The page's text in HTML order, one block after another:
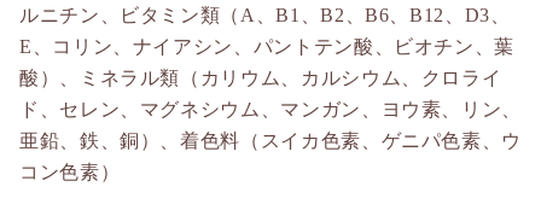
ルニチン、ビタミン類（A、B1、B2、B6、B12、D3、
E、コリン、ナイアシン、パントテン酸、ビオチン、葉
酸）、ミネラル類（カリウム、カルシウム、クロライ
ド、セレン、マグネシウム、マンガン、ヨウ素、リン、
亜鉛、鉄、銅）、着色料（スイカ色素、ゲニパ色素、ウ
コン色素）